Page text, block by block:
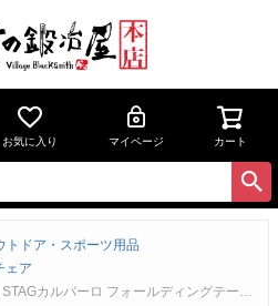
お気に入り マイページ カート
トドア・スポーツ用品
ェア
ールディングテーブル120×60 UC-0602【頑張って送料無料】